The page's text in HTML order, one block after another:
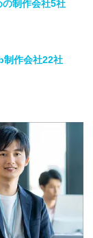
制作会社5社
制作会社22社